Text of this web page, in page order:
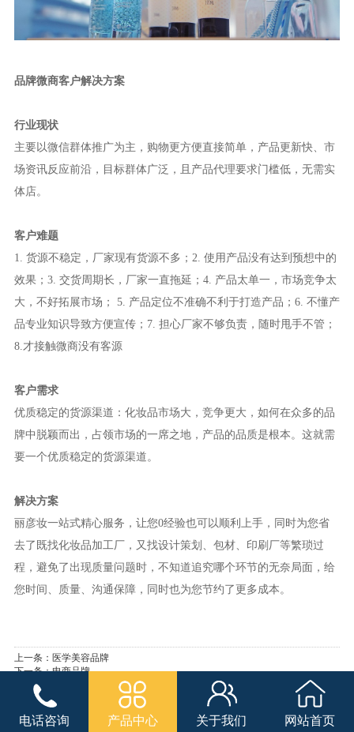
品牌微商客户解决方案
行业现状
主要以微信群体推广为主，购物更方便直接简单，产品更新快、市
场资讯反应前沿，目标群体广泛，且产品代理要求门槛低，无需实
体店。
客户难题
1. 货源不稳定，厂家现有货源不多；2. 使用产品没有达到预想中的
效果；3. 交货周期长，厂家一直拖延；4. 产品太单一，市场竞争太
大，不好拓展市场； 5. 产品定位不准确不利于打造产品；6. 不懂产
品专业知识导致方便宣传；7. 担心厂家不够负责，随时甩手不管；
8.才接触微商没有客源
客户需求
优质稳定的货源渠道：化妆品市场大，竞争更大，如何在众多的品
牌中脱颖而出，占领市场的一席之地，产品的品质是根本。这就需
要一个优质稳定的货源渠道。
解决方案
丽彦妆一站式精心服务，让您0经验也可以顺利上手，同时为您省
去了既找化妆品加工厂，又找设计策划、包材、印刷厂等繁琐过
程，避免了出现质量问题时，不知道追究哪个环节的无奈局面，给
您时间、质量、沟通保障，同时也为您节约了更多成本。
上一条： 医学美容品牌
下一条：电商品牌
电话咨询 产品中心 关于我们 网站首页